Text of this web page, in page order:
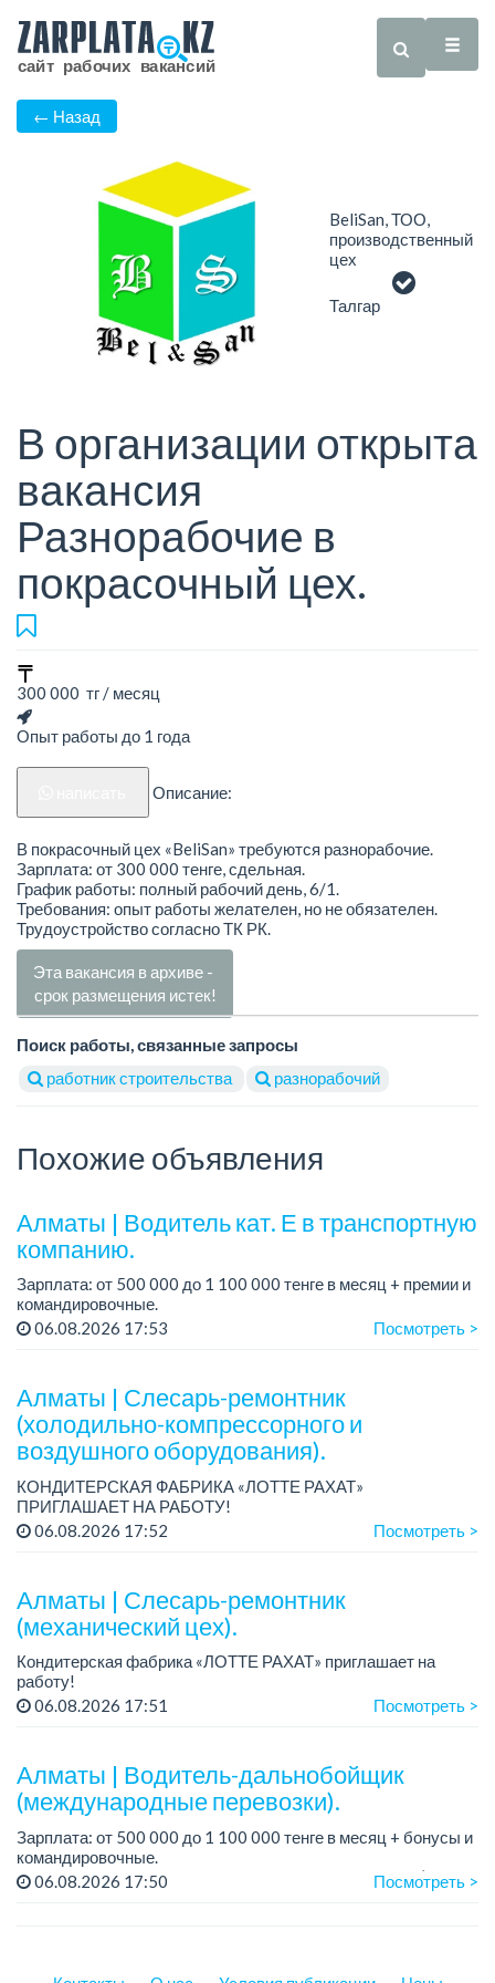
← Назад
BeliSan, ТОО,
производственный
цех
Талгар
В организации открыта
вакансия
Разнорабочие в
покрасочный цех.
300 000 тг / месяц
Опыт работы до 1 года
Описание:
В покрасочный цех «BeliSan» требуются разнорабочие.
Зарплата: от 300 000 тенге, сдельная.
График работы: полный рабочий день, 6/1.
Требования: опыт работы желателен, но не обязателен.
Трудоустройство согласно ТК РК.
Эта вакансия в архиве -
срок размещения истек!
Поиск работы, связанные запросы
работник строительства
разнорабочий
Похожие объявления
Алматы | Водитель кат. Е в транспортную
компанию.
Зарплата: от 500 000 до 1 100 000 тенге в месяц + премии и
командировочные.
Условия: постоянная занятость, бонусы и премии за
качественную работу, комфортные условия, современный
06.08.2026 17:53 Посмотреть >
Алматы | Слесарь-ремонтник
(холодильно-компрессорного и
воздушного оборудования).
КОНДИТЕРСКАЯ ФАБРИКА «ЛОТТЕ РАХАТ»
ПРИГЛАШАЕТ НА РАБОТУ!
График работы: сменный.
06.08.2026 17:52 Посмотреть >
Алматы | Слесарь-ремонтник
(механический цех).
Кондитерская фабрика «ЛОТТЕ РАХАТ» приглашает на
работу!
График работы: сменный.
06.08.2026 17:51 Посмотреть >
Алматы | Водитель-дальнобойщик
(международные перевозки).
Зарплата: от 500 000 до 1 100 000 тенге в месяц + бонусы и
командировочные.
Требования: права категории Е, опыт работы от 3 лет (опыт
06.08.2026 17:50 Посмотреть >